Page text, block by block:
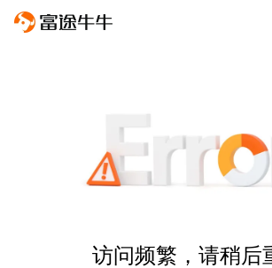
访问频繁，请稍后